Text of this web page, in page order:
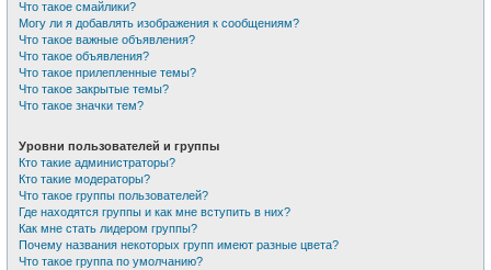
Что такое смайлики?
Могу ли я добавлять изображения к сообщениям?
Что такое важные объявления?
Что такое объявления?
Что такое прилепленные темы?
Что такое закрытые темы?
Что такое значки тем?
Уровни пользователей и группы
Кто такие администраторы?
Кто такие модераторы?
Что такое группы пользователей?
Где находятся группы и как мне вступить в них?
Как мне стать лидером группы?
Почему названия некоторых групп имеют разные цвета?
Что такое группа по умолчанию?